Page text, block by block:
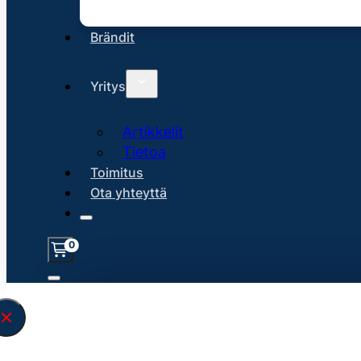
Brändit
Yritys
Artikkelit
Tietoa
Toimitus
Ota yhteyttä
0